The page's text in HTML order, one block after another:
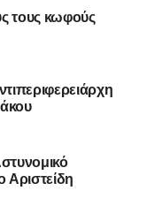
τους κωφούς
Αριστείδη